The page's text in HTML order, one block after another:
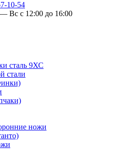
10-54
Вс с 12:00 до 16:00
сталь 9ХС
стали
ножи